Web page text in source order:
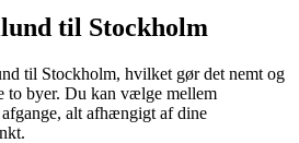
til Stockholm
til Stockholm, hvilket gør det nemt og
to byer. Du kan vælge mellem
alt afhængigt af dine